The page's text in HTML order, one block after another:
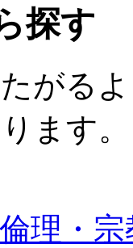
探す
がる
ます。
理・宗